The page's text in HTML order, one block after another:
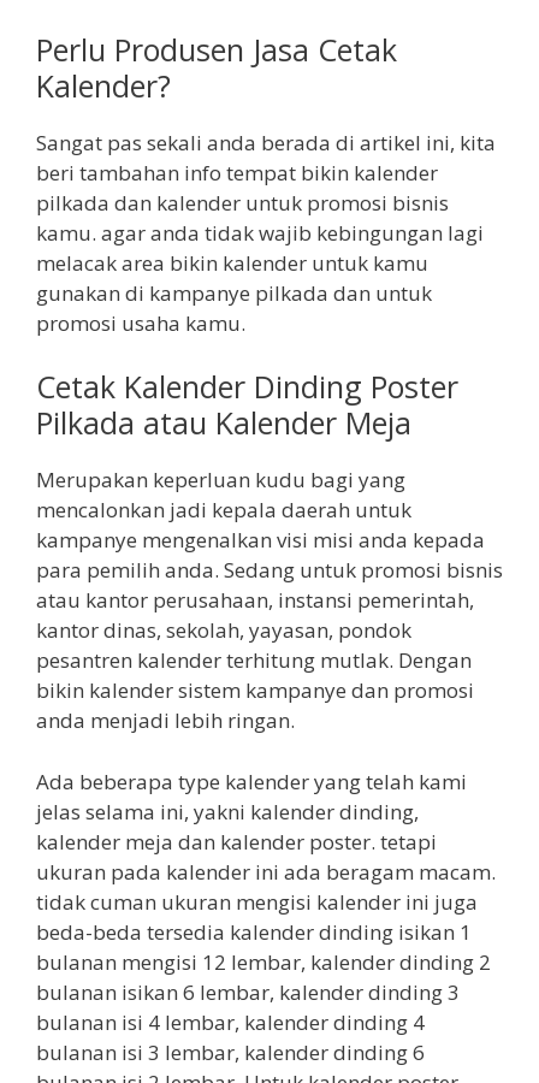
Perlu Produsen Jasa Cetak
Kalender?
Sangat pas sekali anda berada di artikel ini, kita
beri tambahan info tempat bikin kalender
pilkada dan kalender untuk promosi bisnis
kamu. agar anda tidak wajib kebingungan lagi
melacak area bikin kalender untuk kamu
gunakan di kampanye pilkada dan untuk
promosi usaha kamu.
Cetak Kalender Dinding Poster
Pilkada atau Kalender Meja
Merupakan keperluan kudu bagi yang
mencalonkan jadi kepala daerah untuk
kampanye mengenalkan visi misi anda kepada
para pemilih anda. Sedang untuk promosi bisnis
atau kantor perusahaan, instansi pemerintah,
kantor dinas, sekolah, yayasan, pondok
pesantren kalender terhitung mutlak. Dengan
bikin kalender sistem kampanye dan promosi
anda menjadi lebih ringan.
Ada beberapa type kalender yang telah kami
jelas selama ini, yakni kalender dinding,
kalender meja dan kalender poster. tetapi
ukuran pada kalender ini ada beragam macam.
tidak cuman ukuran mengisi kalender ini juga
beda-beda tersedia kalender dinding isikan 1
bulanan mengisi 12 lembar, kalender dinding 2
bulanan isikan 6 lembar, kalender dinding 3
bulanan isi 4 lembar, kalender dinding 4
bulanan isi 3 lembar, kalender dinding 6